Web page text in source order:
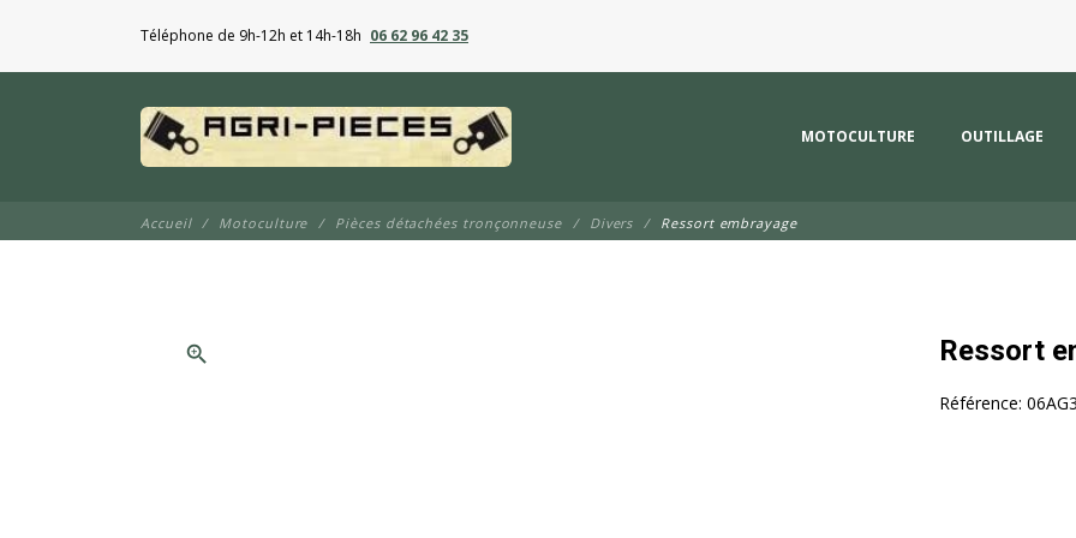
Téléphone de 9h-12h et 14h-18h 06 62 96 42 35
MOTOCULTURE OUTILLAGE
Accueil Motoculture Pièces détachées tronçonneuse Divers Ressort embrayage
zoom_in Ressort
Référence: